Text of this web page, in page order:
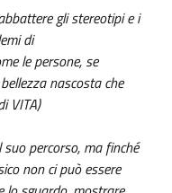
gli stereotipi e i
di
le persone, se
nascosta che
VITA)
percorso, ma finché
non ci può essere